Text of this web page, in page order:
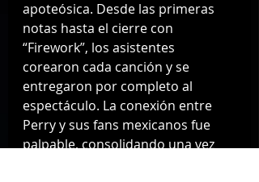
apoteósica. Desde las primeras
notas hasta el cierre con
“Firework”, los asistentes
corearon cada canción y se
entregaron por completo al
espectáculo. La conexión entre
Perry y sus fans mexicanos fue
palpable, consolidando una vez